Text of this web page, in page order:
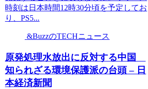
時刻は日本時間12時30分頃を予定してお
り、PS5...
&BuzzのTECHニュース
原発処理水放出に反対する中国
知られざる環境保護派の台頭 – 日
本経済新聞